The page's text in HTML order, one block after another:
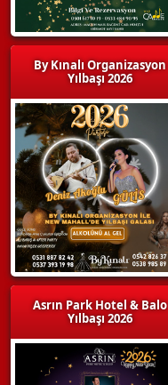
By Kınalı Organizasyon
Yılbaşı 2026
Asrın Park Hotel & Balo
Yılbaşı 2026